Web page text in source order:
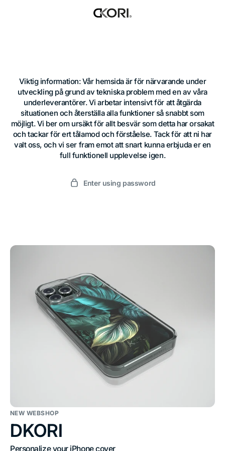
Viktig information: Vår hemsida är för närvarande under
utveckling på grund av tekniska problem med en av våra
underleverantörer. Vi arbetar intensivt för att åtgärda
situationen och återställa alla funktioner så snabbt som
möjligt. Vi ber om ursäkt för allt besvär som detta har orsakat
och tackar för ert tålamod och förståelse. Tack för att ni har
valt oss, och vi ser fram emot att snart kunna erbjuda er en
full funktionell upplevelse igen.
Enter using password
NEW WEBSHOP
DKORI
Personalize your iPhone cover